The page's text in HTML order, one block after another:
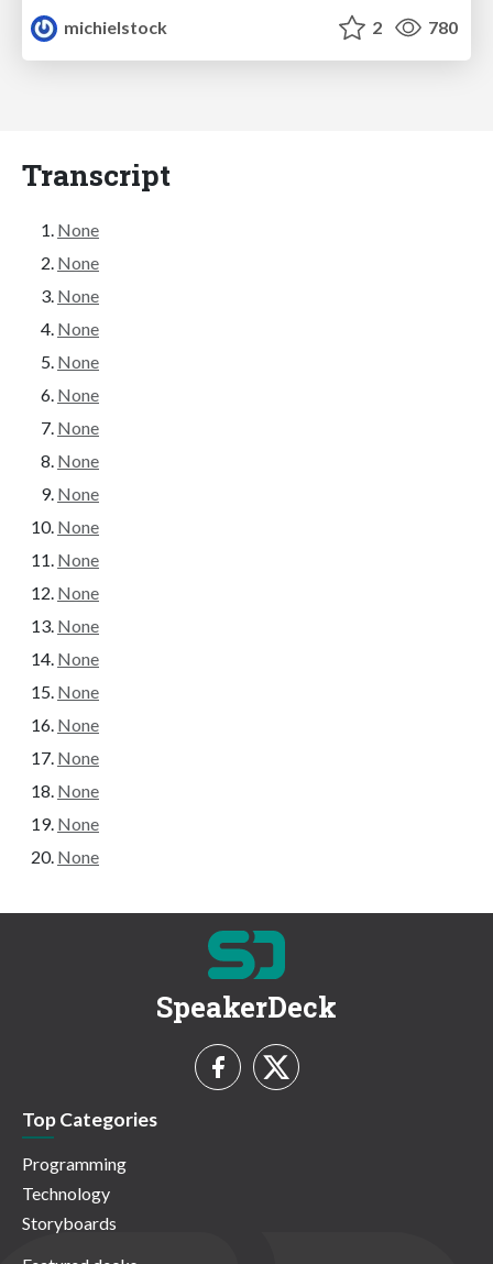
michielstock
2 780
Transcript
None
None
None
None
None
None
None
None
None
None
None
None
None
None
None
None
None
None
None
None
SpeakerDeck
Top Categories
Programming
Technology
Storyboards